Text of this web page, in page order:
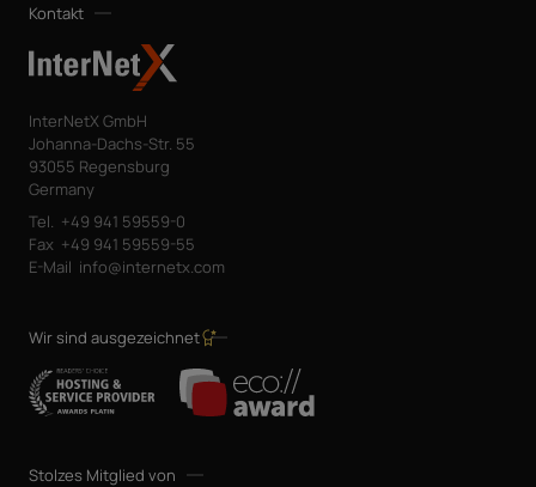
Kontakt
InterNetX GmbH
Johanna-Dachs-Str. 55
93055 Regensburg
Germany
Tel.
+49 941 59559-0
Fax +49 941 59559-55
E-Mail info@internetx.com
Wir sind ausgezeichnet
Stolzes Mitglied von